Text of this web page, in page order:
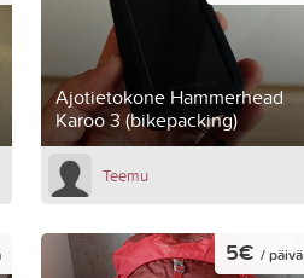
Ajotietokone Hammerhead
Karoo 3 (bikepacking)
Teemu
5€ / päivä